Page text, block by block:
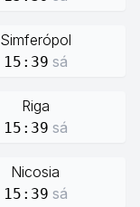
Simferópol
15:39 sá
Riga
15:39 sá
Nicosia
15:39 sá